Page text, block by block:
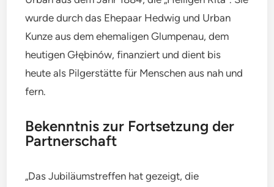
wurde durch das Ehepaar Hedwig und Urban
Kunze aus dem ehemaligen Glumpenau, dem
heutigen Głębinów, finanziert und dient bis
heute als Pilgerstätte für Menschen aus nah und
fern.
Bekenntnis zur Fortsetzung der
Partnerschaft
„Das Jubiläumstreffen hat gezeigt, die